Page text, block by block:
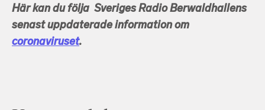
Här kan du följa Sveriges Radio Berwaldhallens
senast uppdaterade information om
coronaviruset.